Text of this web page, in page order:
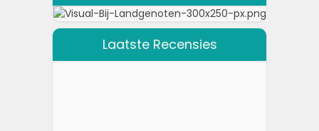
Laatste Recensies